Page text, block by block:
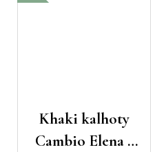
Khaki kalhoty
Cambio Elena s